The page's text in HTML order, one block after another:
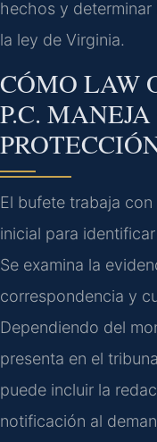
hechos y
la ley de Virginia.
CÓMO LAW
P.C.
El bufete trabaja
inicial para
Se examina la
correspondencia y
Dependiendo del
presenta en el
puede incluir la
notificación al